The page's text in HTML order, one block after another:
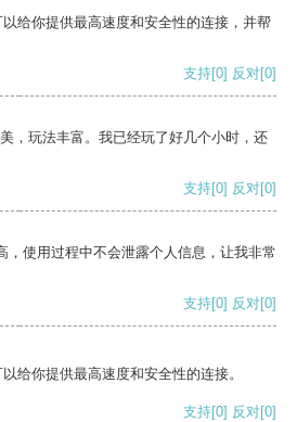
给你提供最高速度和安全性的连接，并帮
支持[0] 反对[0]
，玩法丰富。我已经玩了好几个小时，还
支持[0] 反对[0]
，使用过程中不会泄露个人信息，让我非常
支持[0] 反对[0]
给你提供最高速度和安全性的连接。
支持[0] 反对[0]